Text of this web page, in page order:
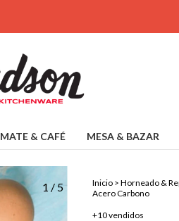
MATE & CAFÉ MESA & BAZAR
1 / 5 Inicio > Horneado &
Acero Carbono
+10 vendidos